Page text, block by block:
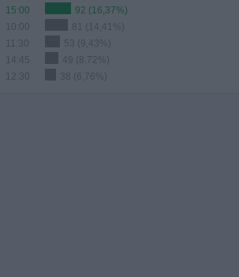
15:00
92 (16,37%)
81 (14,41%)
11:30
53 (9,43%)
14:45
49 (8,72%)
12:30
38 (6,76%)